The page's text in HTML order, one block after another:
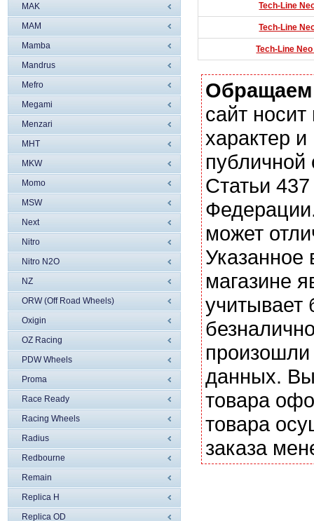
MAK
MAM
Mamba
Mandrus
Mefro
Megami
Menzari
MHT
MKW
Momo
MSW
Next
Nitro
Nitro N2O
NZ
ORW (Off Road Wheels)
Oxigin
OZ Racing
PDW Wheels
Proma
Race Ready
Racing Wheels
Radius
Redbourne
Remain
Replica H
Replica OD
Tech-Line
Tech-Line
Tech-Line
сайт
характер
Статьи
может
магазине
учитывает
данных. Вы
товара
товара
заказа